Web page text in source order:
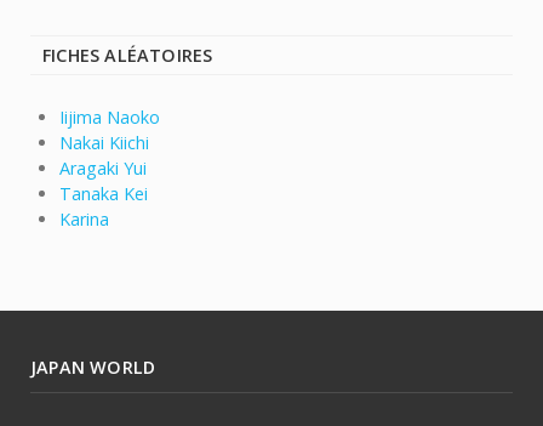
FICHES ALÉATOIRES
Iijima Naoko
Nakai Kiichi
Aragaki Yui
Tanaka Kei
Karina
JAPAN WORLD